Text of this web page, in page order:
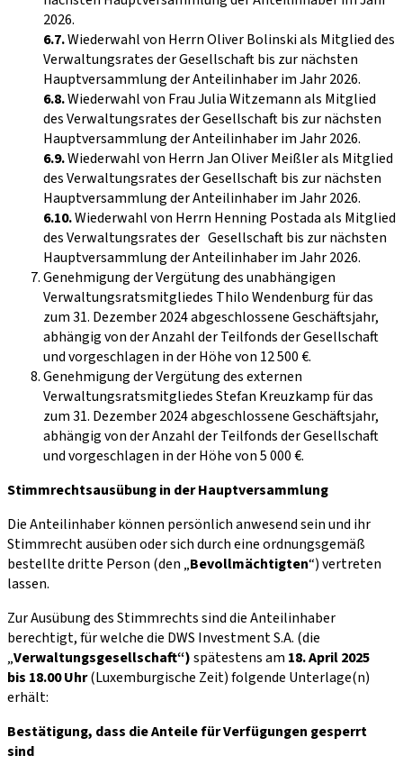
2026.
6.7.Wiederwahl von Herrn Oliver Bolinski als Mitglied des
Verwaltungsrates der Gesellschaft bis zur nächsten
Hauptversammlung der Anteilinhaber im Jahr 2026.
6.8.Wiederwahl von Frau Julia Witzemann als Mitglied
des Verwaltungsrates der Gesellschaft bis zur nächsten
Hauptversammlung der Anteilinhaber im Jahr 2026.
6.9.Wiederwahl von Herrn Jan Oliver Meißler als Mitglied
des Verwaltungsrates der Gesellschaft bis zur nächsten
Hauptversammlung der Anteilinhaber im Jahr 2026.
6.10.Wiederwahl von Herrn Henning Postada als Mitglied
des Verwaltungsrates der Gesellschaft bis zur nächsten
Hauptversammlung der Anteilinhaber im Jahr 2026.
Genehmigung der Vergütung des unabhängigen
Verwaltungsratsmitgliedes Thilo Wendenburg für das
zum 31. Dezember 2024 abgeschlossene Geschäftsjahr,
abhängig von der Anzahl der Teilfonds der Gesellschaft
und vorgeschlagen in der Höhe von 12 500 €.
Genehmigung der Vergütung des externen
Verwaltungsratsmitgliedes Stefan Kreuzkamp für das
zum 31. Dezember 2024 abgeschlossene Geschäftsjahr,
abhängig von der Anzahl der Teilfonds der Gesellschaft
und vorgeschlagen in der Höhe von 5 000 €.
Stimmrechtsausübung in der Hauptversammlung
Die Anteilinhaber können persönlich anwesend sein und ihr
Stimmrecht ausüben oder sich durch eine ordnungsgemäß
bestellte dritte Person (den „Bevollmächtigten“) vertreten
lassen.
Zur Ausübung des Stimmrechts sind die Anteilinhaber
berechtigt, für welche die DWS Investment S.A. (die
„Verwaltungsgesellschaft“)spätestensam 18. April 2025
bis 18.00 Uhr(Luxemburgische Zeit) folgende Unterlage(n)
erhält:
Bestätigung, dass die Anteile für Verfügungen gesperrt
sind